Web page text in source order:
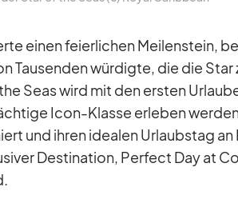
ei­nen fei­er­li­chen Mei­len­stein,
Tau­sen­den wür­digte, die die
Seas wird mit den ers­ten
Icon-Klasse er­le­ben
und ih­ren idea­len Ur­laubs­tag
De­sti­na­tion, Per­fect Day at